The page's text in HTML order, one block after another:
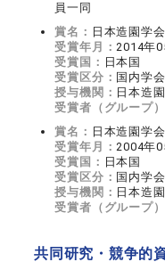
員一同
賞名： 日本造園学
受賞年月： 2014年
受賞国： 日本国
受賞区分： 国内学
授与機関： 日本造
受賞者（グループ
賞名： 日本造園学
受賞年月： 2004年
受賞国： 日本国
受賞区分： 国内学
授与機関： 日本造
受賞者（グループ
共同研究・競争的